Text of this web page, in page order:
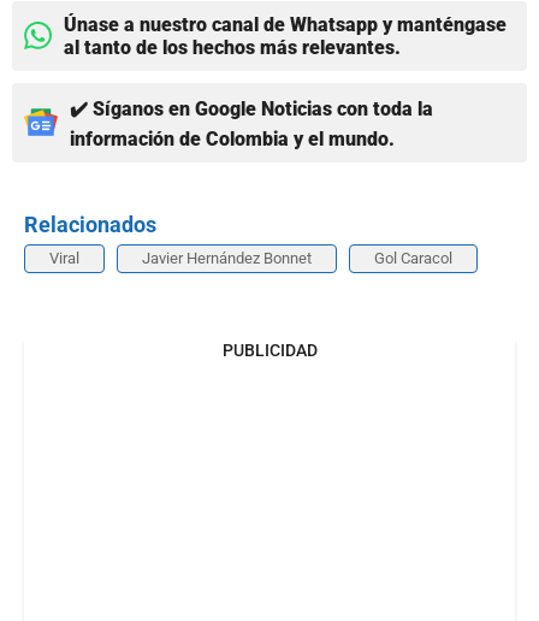
Únase a nuestro canal de Whatsapp y manténgase
al tanto de los hechos más relevantes.
✔️ Síganos en Google Noticias con toda la
información de Colombia y el mundo.
Relacionados
Viral Javier Hernández Bonnet Gol Caracol
PUBLICIDAD